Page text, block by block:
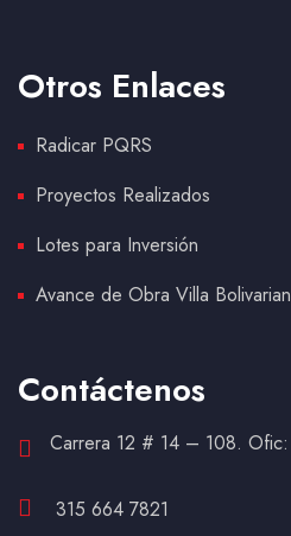
Otros Enlaces
Radicar PQRS
Proyectos Realizados
Lotes para Inversión
Avance de Obra Villa
Contáctenos
Carrera 12 # 14 – 108.
315 664 7821